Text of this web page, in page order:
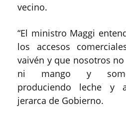
vecino.
“El ministro Maggi
los accesos
vaivén y que nosotros
ni mango y
produciendo leche y
jerarca de Gobierno.